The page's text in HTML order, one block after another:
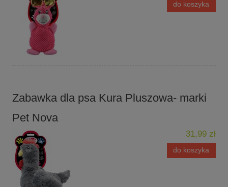
do koszyka
Zabawka dla psa Kura Pluszowa- marki
Pet Nova
31,99 zł
do koszyka